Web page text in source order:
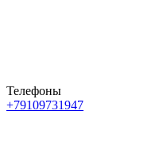
Телефоны
+79109731947